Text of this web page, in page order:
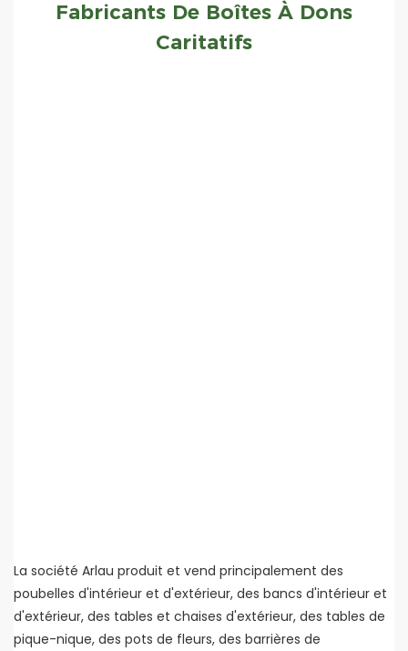
Fabricants De Boîtes À Dons
Caritatifs
La société Arlau produit et vend principalement des
poubelles d'intérieur et d'extérieur, des bancs d'intérieur et
d'extérieur, des tables et chaises d'extérieur, des tables de
pique-nique, des pots de fleurs, des barrières de